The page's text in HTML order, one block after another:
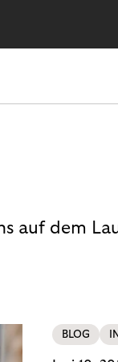
auf dem
BLOG